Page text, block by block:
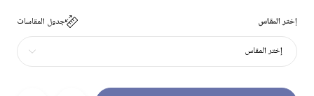
إختر المقاس جدول المقاسات
إختر المقاس